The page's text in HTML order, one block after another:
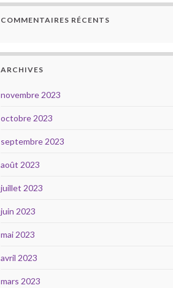
COMMENTAIRES RÉCENTS
ARCHIVES
novembre 2023
octobre 2023
septembre 2023
août 2023
juillet 2023
juin 2023
mai 2023
avril 2023
mars 2023